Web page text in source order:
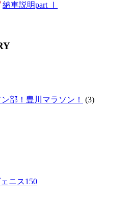
納車説明part Ⅰ
部！豊川マラソン！
(3)
ニス150